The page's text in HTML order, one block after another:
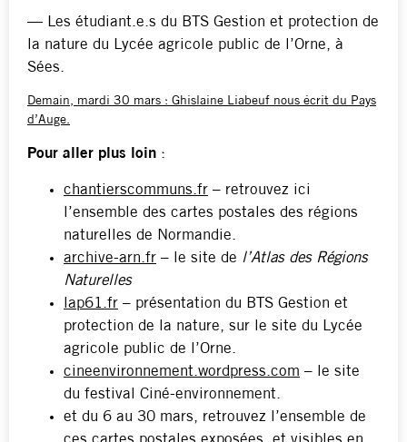
— Les étudiant.e.s du BTS Gestion et protection de
la nature du Lycée agricole public de l’Orne, à
Sées.
Demain, mardi 30 mars : Ghislaine Liabeuf nous écrit du Pays
d’Auge.
Pour aller plus loin :
chantierscommuns.fr – retrouvez ici
l’ensemble des cartes postales des régions
naturelles de Normandie.
archive-arn.fr – le site de l’Atlas des Régions
Naturelles
lap61.fr – présentation du BTS Gestion et
protection de la nature, sur le site du Lycée
agricole public de l’Orne.
cineenvironnement.wordpress.com – le site
du festival Ciné-environnement.
et du 6 au 30 mars, retrouvez l’ensemble de